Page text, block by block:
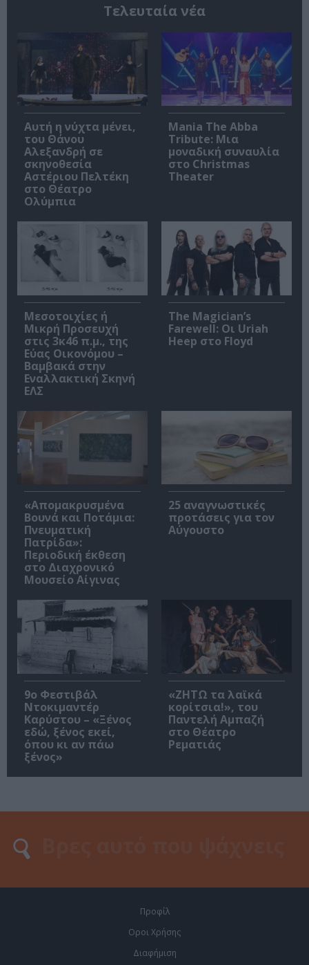
Τελευταία νέα
Αυτή η νύχτα μένει,
του Θάνου
Αλεξανδρή σε
σκηνοθεσία
Αστέριου Πελτέκη
στο Θέατρο
Ολύμπια
Mania The Abba
Tribute: Μια
μοναδική συναυλία
στο Christmas
Theater
Μεσοτοιχίες ή
Μικρή Προσευχή
στις 3κ46 π.μ., της
Εύας Οικονόμου –
Βαμβακά στην
Εναλλακτική Σκηνή
ΕΛΣ
The Magician’s
Farewell: Οι Uriah
Heep στο Floyd
«Απομακρυσμένα
Βουνά και Ποτάμια:
Πνευματική
Πατρίδα»:
Περιοδική έκθεση
στο Διαχρονικό
Μουσείο Αίγινας
25 αναγνωστικές
προτάσεις για τον
Αύγουστο
9ο Φεστιβάλ
Ντοκιμαντέρ
Καρύστου – «Ξένος
εδώ, ξένος εκεί,
όπου κι αν πάω
ξένος»
«ΖΗΤΩ τα λαϊκά
κορίτσια!», του
Παντελή Αμπαζή
στο Θέατρο
Ρεματιάς
Προφίλ
Οροι Χρήσης
Διαφήμιση